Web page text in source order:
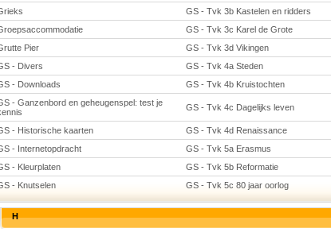
GS - Tvk 3b Kastelen en ridders
GS - Tvk 3c Karel de Grote
Pier
GS - Tvk 3d Vikingen
- Divers
GS - Tvk 4a Steden
- Downloads
GS - Tvk 4b Kruistochten
- Ganzenbord en geheugenspel: test je
GS - Tvk 4c Dagelijks leven
- Historische kaarten GS - Tvk 4d Renaissance
- Internetopdracht
GS - Tvk 5a Erasmus
- Kleurplaten
GS - Tvk 5b Reformatie
- Knutselen
GS - Tvk 5c 80 jaar oorlog
H